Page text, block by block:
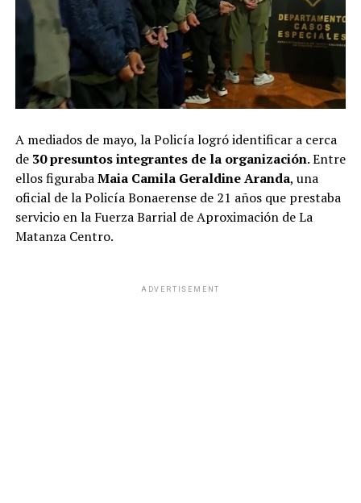
A mediados de mayo, la Policía logró identificar a cerca
de 30 presuntos integrantes de la organización. Entre
ellos figurabaMaia Camila Geraldine Aranda, una
oficial de la Policía Bonaerense de 21 años que prestaba
servicio en la Fuerza Barrial de Aproximación de La
Matanza Centro.
ADVERTISEMENT